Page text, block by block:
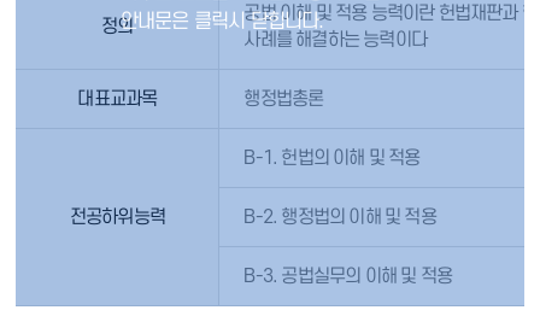
정의
공법 이해 및 적용 능력이란 헌법재판과
사례를 해결하는 능력이다
대표교과목 행정법총론
전공하위능력
B-1. 헌법의 이해 및 적용
B-2. 행정법의 이해 및 적용
B-3. 공법실무의 이해 및 적용